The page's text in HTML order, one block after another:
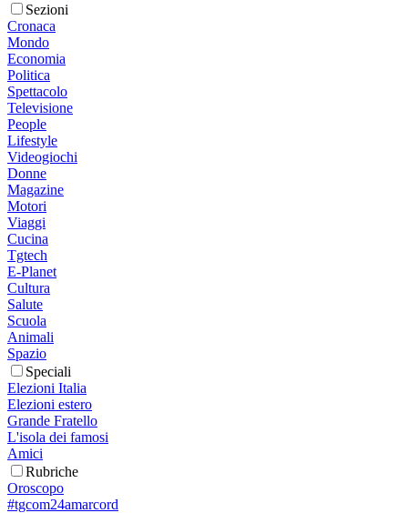
Sezioni
Cronaca
Mondo
Economia
Politica
Spettacolo
Televisione
People
Lifestyle
Videogiochi
Donne
Magazine
Motori
Viaggi
Cucina
Tgtech
E-Planet
Cultura
Salute
Scuola
Animali
Spazio
Speciali
Elezioni Italia
Elezioni estero
Grande Fratello
L'isola dei famosi
Amici
Rubriche
Oroscopo
#tgcom24amarcord